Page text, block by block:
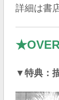
詳細は書
▼特典：